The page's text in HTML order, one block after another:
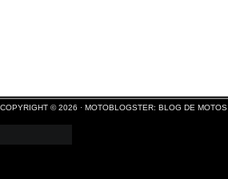
COPYRIGHT © 2026 · MOTOBLOGSTER: BLOG DE MOTOS